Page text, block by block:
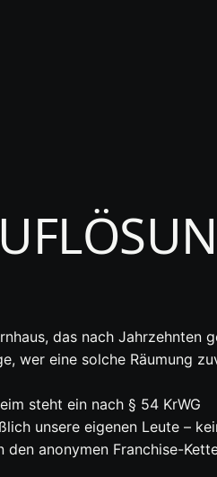
das nach Jahrzehnten
wer eine solche Räumung
steht ein nach § 54 KrWG
unsere eigenen Leute –
anonymen Franchise-